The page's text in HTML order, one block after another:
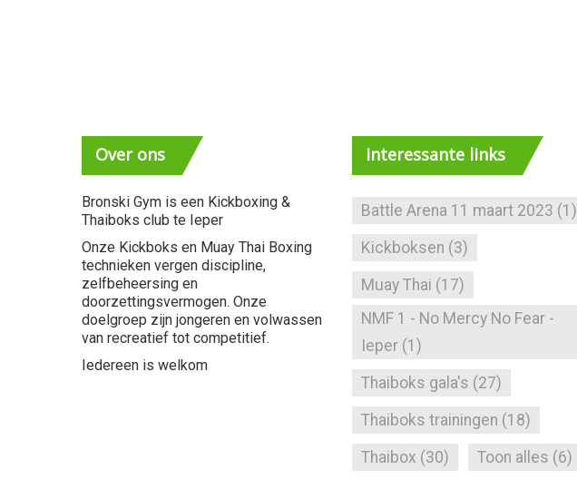
Overons
Bronski Gym is een Kickboxing &
Thaiboks club te Ieper
Onze Kickboks en Muay Thai Boxing
technieken vergen discipline,
zelfbeheersing en
doorzettingsvermogen. Onze
doelgroep zijn jongeren en volwassen
van recreatief tot competitief.
Iedereen is welkom
Interessante links
Battle Arena 11 maart 2023 (1)
Kickboksen (3)
Muay Thai (17)
NMF 1 - No Mercy No Fear -
Ieper (1)
Thaiboks gala's (27)
Thaiboks trainingen (18)
Thaibox (30) Toon alles (6)